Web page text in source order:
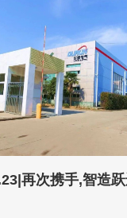
新郑机电产业带，
高低压成套配电箱